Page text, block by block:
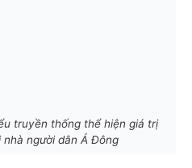
truyền thống thể hiện giá trị
người dân Á Đông